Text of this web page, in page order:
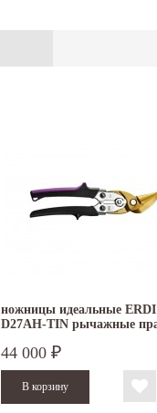
ножницы идеальные ERDI
D27AH-TIN рычажные
44 000 ₽